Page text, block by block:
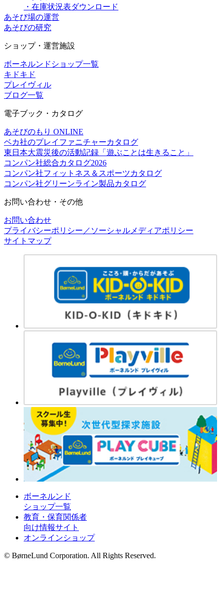
・在庫状況表ダウンロード
あそび場の運営
あそびの研究
ショップ・運営施設
ボーネルンドショップ一覧
キドキド
プレイヴィル
ブログ一覧
電子ブック・カタログ
あそびのもり ONLINE
ベカ社のプレイファニチャーカタログ
東日本大震災後の活動記録「遊ぶことは生きること」
コンパン社総合カタログ2026
コンパン社フィットネス＆スポーツカタログ
コンパン社グリーンライン製品カタログ
お問い合わせ・その他
お問い合わせ
プライバシーポリシー／ソーシャルメディアポリシー
サイトマップ
ボーネルンド
ショップ一覧
教育・保育関係者
向け情報サイト
オンラインショップ
© BørneLund Corporation. All Rights Reserved.